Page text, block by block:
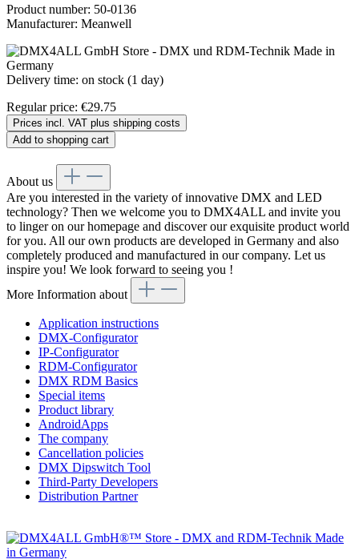
Product number: 50-0136
Manufacturer: Meanwell
Delivery time: on stock (1 day)
Regular price: €29.75
Prices incl. VAT plus shipping costs
Add to shopping cart
About us
Are you interested in the variety of innovative DMX and LED
technology? Then we welcome you to DMX4ALL and invite you
to linger on our homepage and discover our exquisite product world
for you. All our own products are developed in Germany and also
completely produced and manufactured in our company. Let us
inspire you! We look forward to seeing you !
More Information about
Application instructions
DMX-Configurator
IP-Configurator
RDM-Configurator
DMX RDM Basics
Special items
Product library
AndroidApps
The company
Cancellation policies
DMX Dipswitch Tool
Third-Party Developers
Distribution Partner